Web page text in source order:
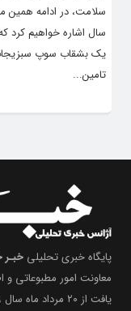
سلامت، در ادامه همین
سال اشاره خواهیم کرد
یک بشقاب سوپ سبزیجات
تامین...
پایگاه خبری تحلیلی
معاونت امور مطبوعاتی و